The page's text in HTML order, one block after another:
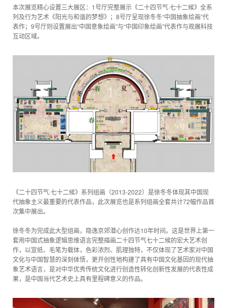
本次展览精心设置三大展区：1号厅完整展示《二十四节气·七十二候》全系
列及行为艺术《阳光与和谐的梦想》；8号厅呈现徐冬冬“中国抽象绘画”代
表作；9号厅则设置展出“中国意象绘画”与“中国印象绘画”代表作与观展科技
互动区域。
《二十四节气·七十二候》系列组画（2013-2022）是徐冬冬体现其中国现
代抽象主义最重要的代表作品，此次展览也是系列组画全套共计72幅作品首
次集中展出。
徐冬冬为完成此大型组画，隐逸京郊潜心创作达10年时间。这是世界上第一
套用中国式抽象逻辑思维语言完整描画二十四节气七十二候的宏大艺术创
作，以宣纸、毛笔为载体，色彩浓烈、肌理独特，不仅体现了艺术家对中国
文化与中国智慧的深刻体悟，更开创性地构建了具有中国文化基因的现代抽
象艺术语言，是对中华优秀传统文化进行创造性转化创新性发展的代表性成
果，是中国当代艺术史上具有里程碑意义的作品。